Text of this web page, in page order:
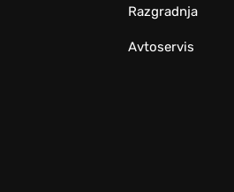
Razgradnja
Avtoservis